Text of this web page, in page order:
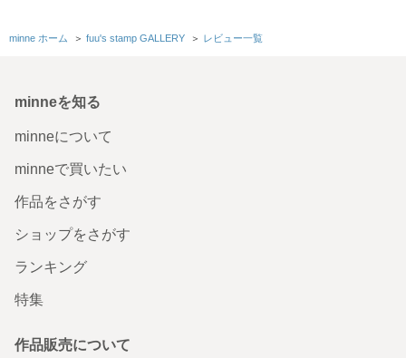
minne ホーム ＞ fuu's stamp GALLERY ＞ レビュー一覧
minneを知る
minneについて
minneで買いたい
作品をさがす
ショップをさがす
ランキング
特集
作品販売について